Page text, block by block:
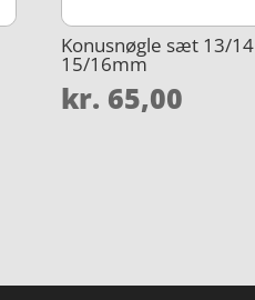
Konusnøgle sæt 13/14
15/16mm
kr. 65,00